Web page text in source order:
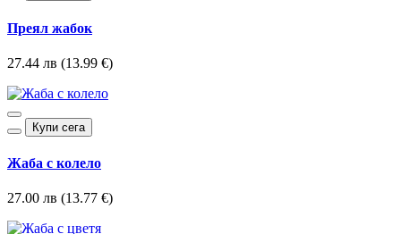
Преял жабок
27.44 лв (13.99 €)
Купи сега
Жаба с колело
27.00 лв (13.77 €)